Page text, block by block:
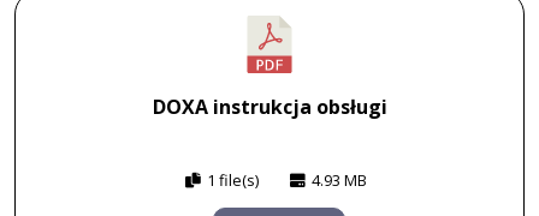
DOXA instrukcja obsługi
1 file(s) 4.93 MB